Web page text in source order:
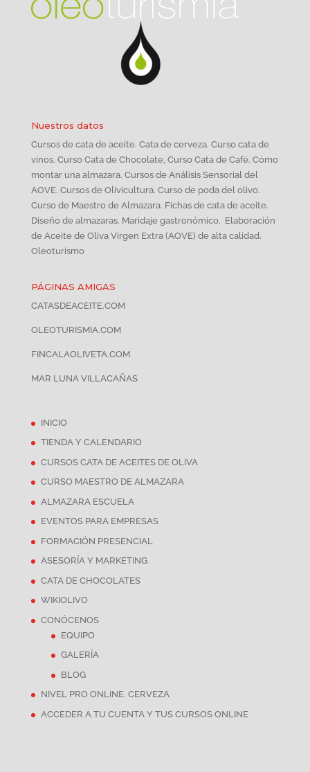
Nuestros datos
Cursos de cata de aceite. Cata de cerveza. Curso cata de
vinos. Curso Cata de Chocolate, Curso Cata de Café. Cómo
montar una almazara. Cursos de Análisis Sensorial del
AOVE. Cursos de Olivicultura. Curso de poda del olivo.
Curso de Maestro de Almazara. Fichas de cata de aceite.
Diseño de almazaras. Maridaje gastronómico. Elaboración
de Aceite de Oliva Virgen Extra (AOVE) de alta calidad.
Oleoturismo
PÁGINAS AMIGAS
CATASDEACEITE.COM
OLEOTURISMIA.COM
FINCALAOLIVETA.COM
MAR LUNA VILLACAÑAS
INICIO
TIENDA Y CALENDARIO
CURSOS CATA DE ACEITES DE OLIVA
CURSO MAESTRO DE ALMAZARA
ALMAZARA ESCUELA
EVENTOS PARA EMPRESAS
FORMACIÓN PRESENCIAL
ASESORÍA Y MARKETING
CATA DE CHOCOLATES
WIKIOLIVO
CONÓCENOS
EQUIPO
GALERÍA
BLOG
NIVEL PRO ONLINE. CERVEZA
ACCEDER A TU CUENTA Y TUS CURSOS ONLINE